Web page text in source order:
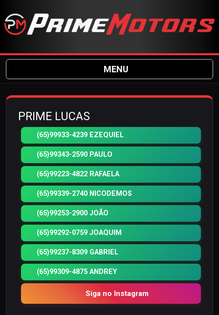
MENU
PRIME LUCAS
(65)99933-4239 EZEQUIEL
(65)99343-2590 PAULO
(65)99223-4822 RAFAELA
(65)99339-2740 NICODEMOS
(65)99253-2900 JOÃO
(65)99292-0759 JOAQUIM
(65)99237-8309 GABRIEL
(65)99309-4875 ANDREY
Siga no Instagram